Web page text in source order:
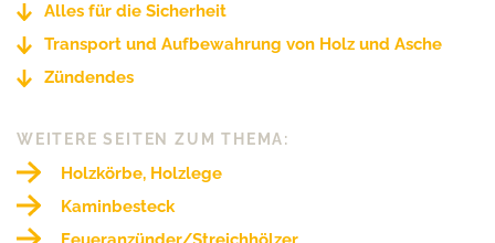
Alles für die Sicherheit
Transport und Aufbewahrung von Holz und Asche
Zündendes
WEITERE SEITEN ZUM THEMA:
Holzkörbe, Holzlege
Kaminbesteck